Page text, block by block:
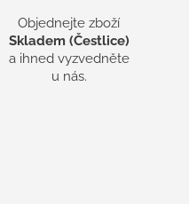
Objednejte zboží
Skladem (Čestlice)
a ihned vyzvedněte
u nás.